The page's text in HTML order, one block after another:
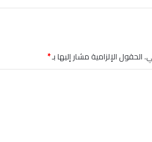
الحقول الإلزامية مشار إليها بـ*